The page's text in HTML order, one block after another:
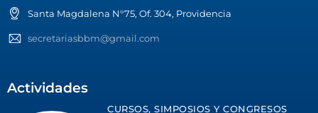
Santa Magdalena N°75, Of. 304, Providencia
secretariasbbm@gmail.com
Actividades
CURSOS, SIMPOSIOS Y CONGRESOS